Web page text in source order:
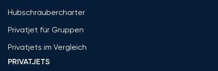
Hubschraubercharter
Privatjet für Gruppen
Privatjets im Vergleich
PRIVATJETS